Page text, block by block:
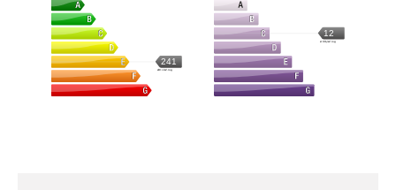
241
кВт·ч/м².год
12
кг CO₂/м².год